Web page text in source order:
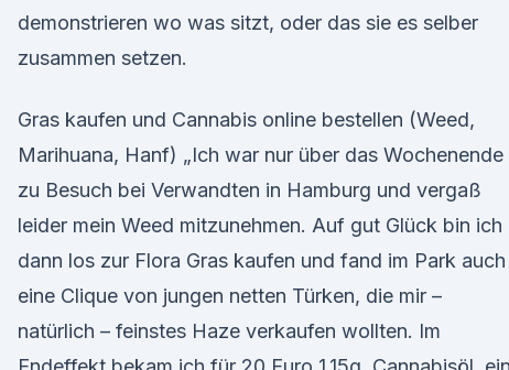
demonstrieren wo was sitzt, oder das sie es selber
zusammen setzen.
Gras kaufen und Cannabis online bestellen (Weed,
Marihuana, Hanf) „Ich war nur über das Wochenende
zu Besuch bei Verwandten in Hamburg und vergaß
leider mein Weed mitzunehmen. Auf gut Glück bin ich
dann los zur Flora Gras kaufen und fand im Park auch
eine Clique von jungen netten Türken, die mir –
natürlich – feinstes Haze verkaufen wollten. Im